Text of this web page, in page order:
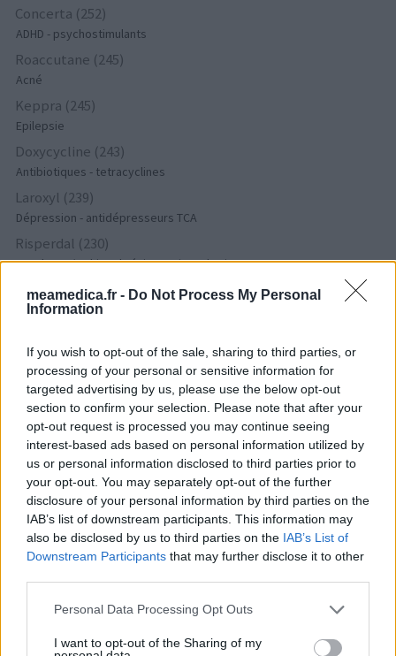
meamedica.fr - Do Not Process My Personal
Information
If you wish to opt-out of the sale, sharing to third parties, or
processing of your personal or sensitive information for
targeted advertising by us, please use the below opt-out
section to confirm your selection. Please note that after your
opt-out request is processed you may continue seeing
interest-based ads based on personal information utilized by
us or personal information disclosed to third parties prior to
your opt-out. You may separately opt-out of the further
disclosure of your personal information by third parties on the
IAB’s list of downstream participants. This information may
also be disclosed by us to third parties on the IAB’s List of
Downstream Participants that may further disclose it to other
Personal Data Processing Opt Outs
I want to opt-out of the Sharing of my
Concerta (252)
ADHD - psychostimulants
Roaccutane (245)
Acné
Keppra (245)
Epilepsie
Doxycycline (243)
Antibiotiques - tetracyclines
Laroxyl (239)
Dépression - antidépresseurs TCA
Risperdal (230)
Psychose / schizophrénie - antipsychotique
adaptés afin de répondre à nos standards en ce qui concerne
l’évaluation d’un médicament, avant d’être approuvés. Pour
partager des évaluations, il n’est pas nécessaire de posséder
des connaissances médicales. De cette façon, les évaluations
reflètent seulement une image fidèle des expériences propres
aux utilisateurs et pas celle du propriétaire de ce site web.
N’oubliez-pas que les expériences peuvent varier selon les
individus et que pour tout avis médical, il faut toujours prendre
contact avec votre médecin ou votre pharmacien.